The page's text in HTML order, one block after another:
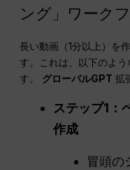
ング」ワーク
長い動画（1分以上）を
す。これは、以下のよ
す。 グローバルGPT 拡
ステップ1：
作成
冒頭の